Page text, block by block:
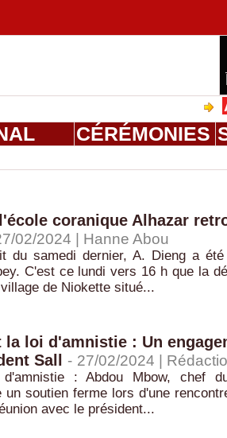
CÉRÉMONIES
coranique Alhazar
02/2024 | Hanne Abou
du samedi dernier, A. Dieng a été
C'est ce lundi vers 16 h que la
de Niokette situé...
loi d'amnistie : Un
Sall
- 27/02/2024 |
: Abdou Mbow, chef
un soutien ferme lors d'une
avec le président...